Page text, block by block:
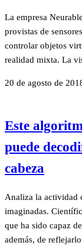
La empresa
provistas de
controlar objetos
realidad mixta. La
20 de agosto de
Este
puede
cabeza
Analiza la actividad
imaginadas.
que ha sido capaz
además, de